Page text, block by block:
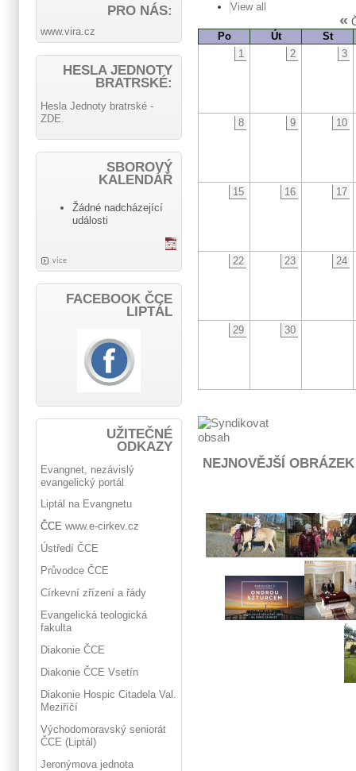
View all
«
Po
Út
St
1
2 3
8 9 10
15 16 17
22 23 24
29 30
NEJNOVĚJŠÍ OBRÁZEK
PRO NÁS:
www.vira.cz
HESLA JEDNOTY
BRATRSKÉ:
Hesla Jednoty bratrské -
ZDE.
SBOROVÝ
KALENDÁŘ
Žádné nadcházející
události
více
FACEBOOK ČCE
LIPTÁL
UŽITEČNÉ
ODKAZY
Evangnet, nezávislý
evangelický portál
Liptál na Evangnetu
ČCE www.e-cirkev.cz
Ústředí ČCE
Průvodce ČCE
Církevní zřízení a řády
Evangelická teologická
fakulta
Diakonie ČCE
Diakonie ČCE Vsetín
Diakonie Hospic Citadela Val.
Meziříčí
Východomoravský seniorát
ČCE (Liptál)
Jeronýmova jednota